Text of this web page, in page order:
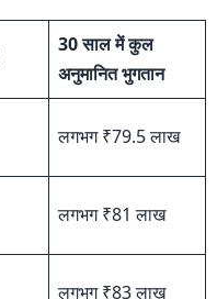
30 साल में कुल
अनुमानित भुगतान
लगभग ₹79.5 लाख
लगभग ₹81 लाख
लगभग ₹83 लाख